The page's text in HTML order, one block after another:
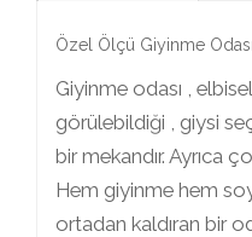
Özel Ölçü Giyinme
Giyinme odası ,
görülebildiği , giysi
bir mekandır. Ayrıca
Hem giyinme hem
ortadan kaldıran bir